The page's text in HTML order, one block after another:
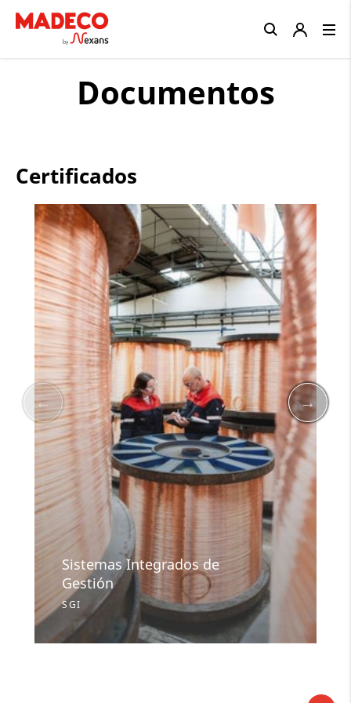
Documentos
Certificados
Sistemas Integrados de
Gestión
SGI
Close